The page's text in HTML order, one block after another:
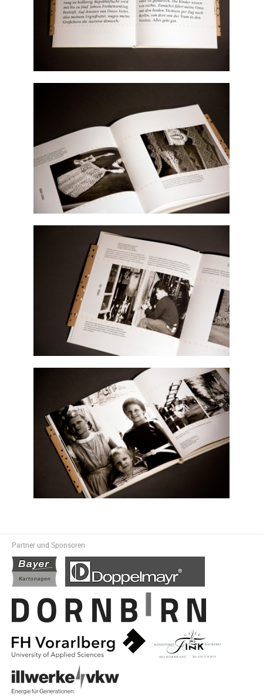
Partner und Sponsoren